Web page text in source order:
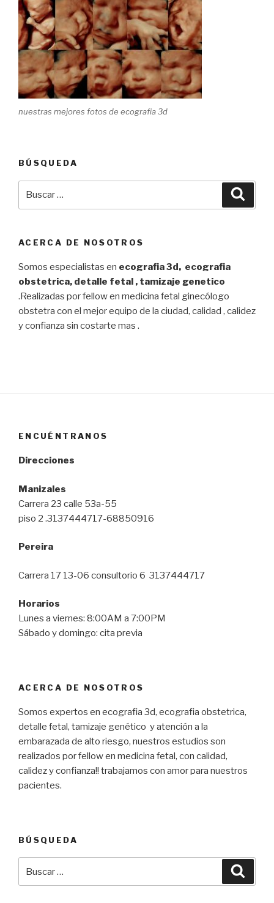
nuestras mejores fotos de ecografia 3d
BÚSQUEDA
ACERCA DE NOSOTROS
Somos especialistas en ecografia 3d, ecografia
obstetrica, detalle fetal , tamizaje genetico
.Realizadas por fellow en medicina fetal ginecólogo
obstetra con el mejor equipo de la ciudad, calidad , calidez
y confianza sin costarte mas .
ENCUÉNTRANOS
Direcciones
Manizales
Carrera 23 calle 53a-55
piso 2 .3137444717-68850916
Pereira
Carrera 17 13-06 consultorio 6 3137444717
Horarios
Lunes a viernes: 8:00AM a 7:00PM
Sábado y domingo: cita previa
ACERCA DE NOSOTROS
Somos expertos en ecografia 3d, ecografia obstetrica,
detalle fetal, tamizaje genético y atención a la
embarazada de alto riesgo, nuestros estudios son
realizados por fellow en medicina fetal, con calidad,
calidez y confianza!! trabajamos con amor para nuestros
pacientes.
BÚSQUEDA